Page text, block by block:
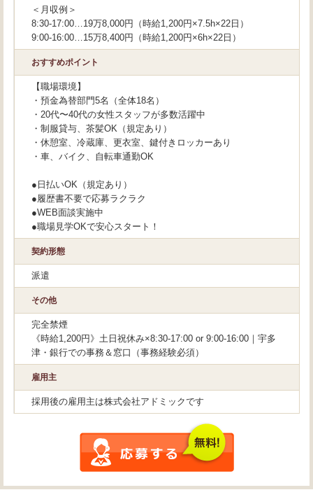
＜月収例＞
8:30-17:00…19万8,000円（時給1,200円×7.5h×22日）
9:00-16:00…15万8,400円（時給1,200円×6h×22日）
おすすめポイント
【職場環境】
・預金為替部門5名（全体18名）
・20代〜40代の女性スタッフが多数活躍中
・制服貸与、茶髪OK（規定あり）
・休憩室、冷蔵庫、更衣室、鍵付きロッカーあり
・車、バイク、自転車通勤OK
●日払いOK（規定あり）
●履歴書不要で応募ラクラク
●WEB面談実施中
●職場見学OKで安心スタート！
契約形態
派遣
その他
完全禁煙
《時給1,200円》土日祝休み×8:30-17:00 or 9:00-16:00｜宇多
津・銀行での事務＆窓口（事務経験必須）
雇用主
採用後の雇用主は株式会社アドミックです